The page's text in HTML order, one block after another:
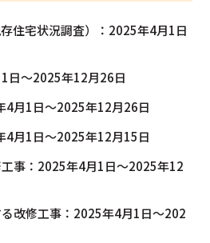
住宅状況調査）：2025年4月1日
日～2025年12月26日
4月1日～2025年12月26日
4月1日～2025年12月15日
工事：2025年4月1日～2025年12
改修工事：2025年4月1日～202